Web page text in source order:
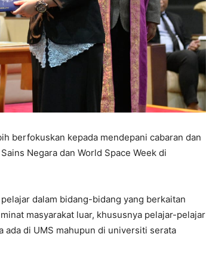
berfokuskan kepada mendepani cabaran dan
Negara dan World Space Week di
dalam bidang-bidang yang berkaitan
masyarakat luar, khususnya pelajar-pelajar
ada di UMS mahupun di universiti serata